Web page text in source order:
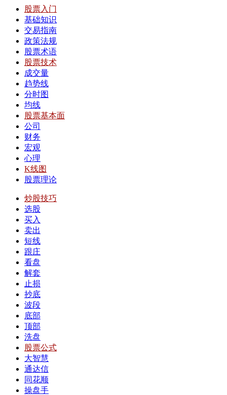
股票入门
基础知识
交易指南
政策法规
股票术语
股票技术
成交量
趋势线
分时图
均线
股票基本面
公司
财务
宏观
心理
K线图
股票理论
炒股技巧
选股
买入
卖出
短线
跟庄
看盘
解套
止损
抄底
波段
底部
顶部
洗盘
股票公式
大智慧
通达信
同花顺
操盘手